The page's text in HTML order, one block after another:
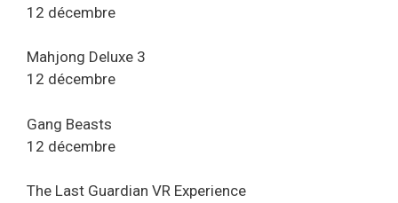
12 décembre
Mahjong Deluxe 3
12 décembre
Gang Beasts
12 décembre
The Last Guardian VR Experience